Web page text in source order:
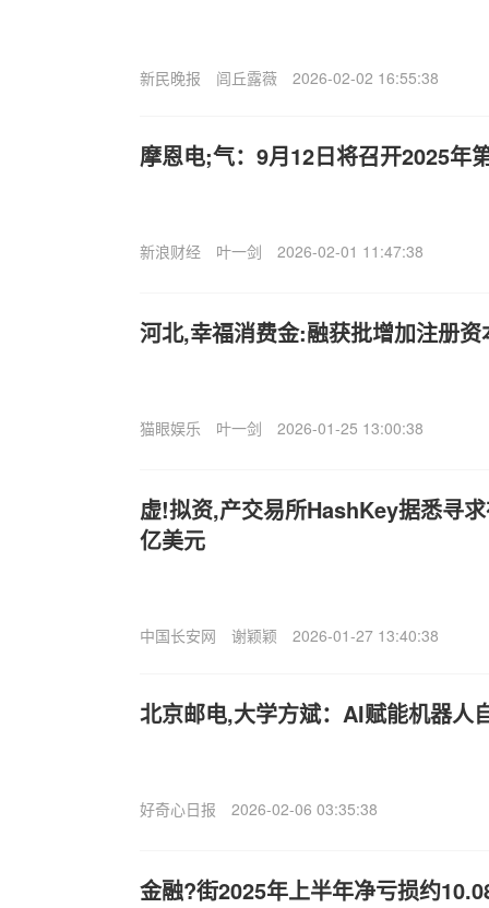
新民晚报 闾丘露薇 2026-02-02 16:55:38
摩恩电;气：9月12日将召开2025年
新浪财经 叶一剑 2026-02-01 11:47:38
河北,幸福消费金:融获批增加注册资
猫眼娱乐 叶一剑 2026-01-25 13:00:38
虚!拟资,产交易所HashKey据悉寻
亿美元
中国长安网 谢颖颖 2026-01-27 13:40:38
北京邮电,大学方斌：AI赋能机器人
好奇心日报 2026-02-06 03:35:38
金融?街2025年上半年净亏损约